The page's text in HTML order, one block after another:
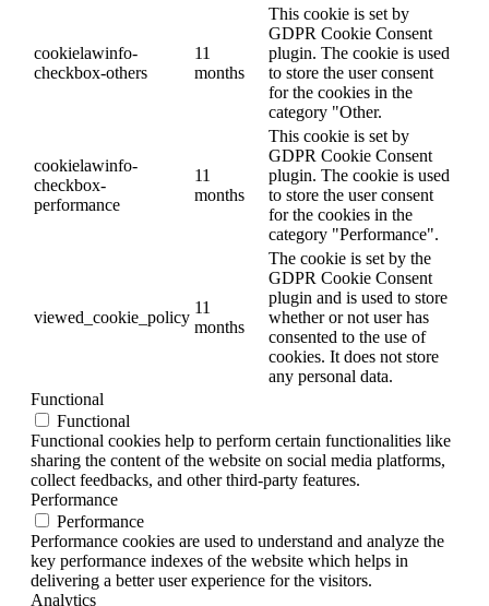
cookielawinfo-
checkbox-others
11
months
This cookie is set by
GDPR Cookie Consent
plugin. The cookie is used
to store the user consent
for the cookies in the
category "Other.
cookielawinfo-
checkbox-
performance
11
months
This cookie is set by
GDPR Cookie Consent
plugin. The cookie is used
to store the user consent
for the cookies in the
category "Performance".
viewed_cookie_policy
11
months
The cookie is set by the
GDPR Cookie Consent
plugin and is used to store
whether or not user has
consented to the use of
cookies. It does not store
any personal data.
Functional
Functional
Functional cookies help to perform certain functionalities like
sharing the content of the website on social media platforms,
collect feedbacks, and other third-party features.
Performance
Performance
Performance cookies are used to understand and analyze the
key performance indexes of the website which helps in
delivering a better user experience for the visitors.
Analytics